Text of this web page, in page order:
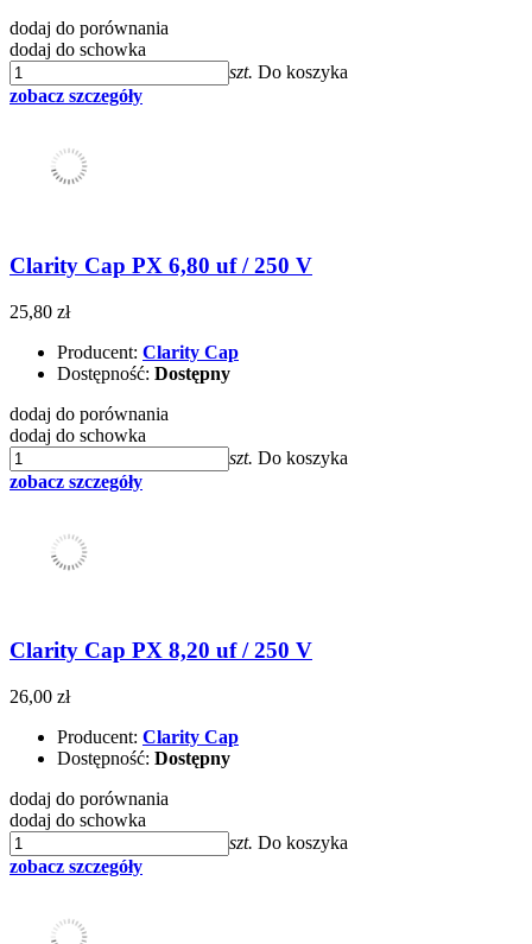
dodaj do porównania
dodaj do schowka
szt. Do koszyka
zobacz szczegóły
Clarity Cap PX 6,80 uf / 250 V
25,80 zł
Producent: Clarity Cap
Dostępność: Dostępny
dodaj do porównania
dodaj do schowka
szt. Do koszyka
zobacz szczegóły
Clarity Cap PX 8,20 uf / 250 V
26,00 zł
Producent: Clarity Cap
Dostępność: Dostępny
dodaj do porównania
dodaj do schowka
szt. Do koszyka
zobacz szczegóły